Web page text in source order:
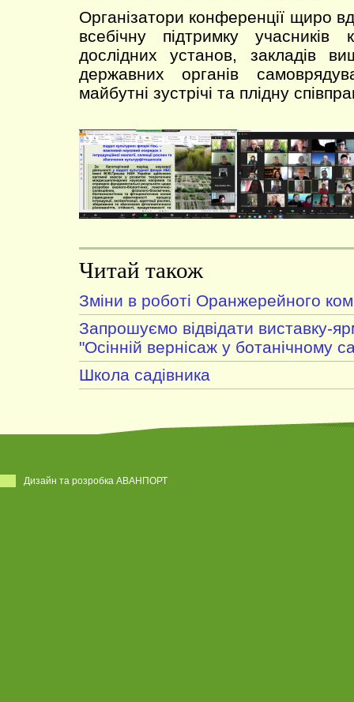
Організатори конференції щиро
всебічну підтримку учасників
дослідних установ, закладів
державних органів
майбутні зустрічі та плідну
Читай також
Зміни в роботі Оранжерейного
Запрошуємо відвідати виставку-
"Осінній вернісаж у ботанічному
Школа садівника
Дизайн та розробка АВАНПОРТ